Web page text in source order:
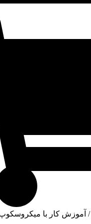
/ آموزش کار با میکروسکوپ